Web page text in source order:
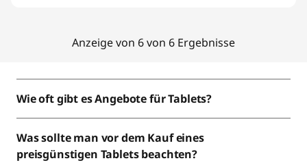
Anzeige von 6 von 6 Ergebnisse
Wie oft gibt es Angebote für Tablets?
Was sollte man vor dem Kauf eines
preisgünstigen Tablets beachten?